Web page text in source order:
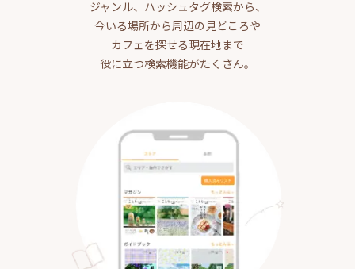
ジャンル、ハッシュタグ検索から、
今いる場所から周辺の見どころや
カフェを探せる現在地まで
役に立つ検索機能がたくさん。